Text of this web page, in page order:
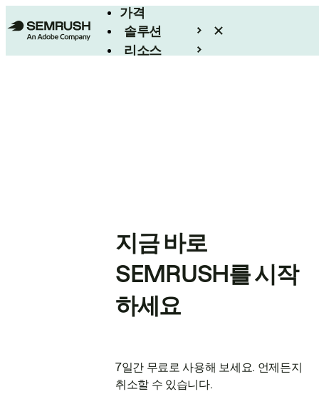
가격
솔루션
리소스
지금 바로
SEMRUSH를 시작
하세요
7일간 무료로 사용해 보세요. 언제든지
취소할 수 있습니다.